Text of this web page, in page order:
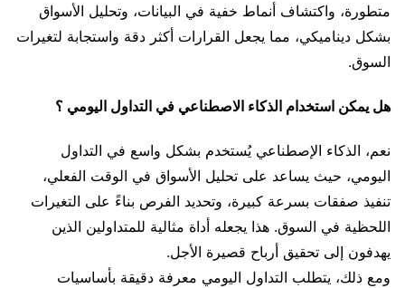
متطورة، واكتشاف أنماط خفية في البيانات، وتحليل الأسواق
بشكل ديناميكي، مما يجعل القرارات أكثر دقة واستجابة لتغيرات
السوق.
هل يمكن استخدام الذكاء الاصطناعي في التداول اليومي ؟
نعم، الذكاء الإصطناعي يُستخدم بشكل واسع في التداول
اليومي، حيث يساعد على تحليل الأسواق في الوقت الفعلي،
تنفيذ صفقات بسرعة كبيرة، وتحديد الفرص بناءً على التغيرات
اللحظية في السوق. هذا يجعله أداة مثالية للمتداولين الذين
يهدفون إلى تحقيق أرباح قصيرة الأجل.
ومع ذلك، يتطلب التداول اليومي معرفة دقيقة بأساسيات